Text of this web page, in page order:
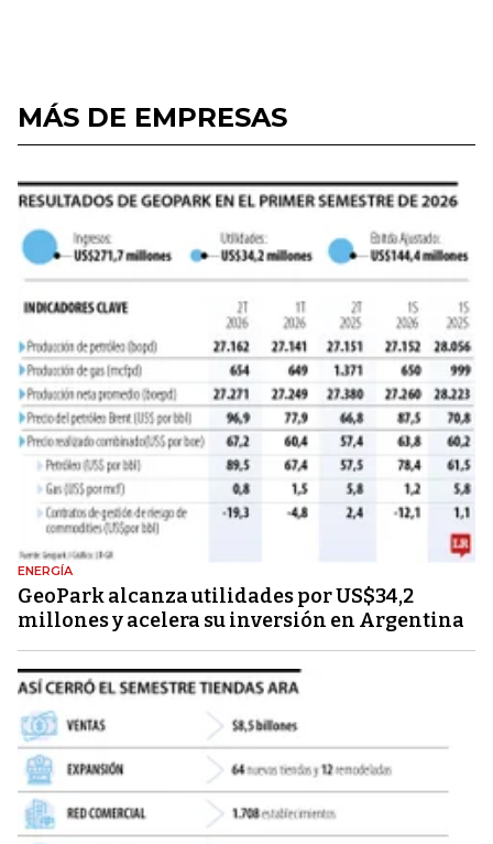
MÁS DE EMPRESAS
ENERGÍA
GeoPark alcanza utilidades por US$34,2
millones y acelera su inversión en Argentina